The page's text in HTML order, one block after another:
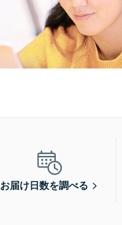
お届け日数を調べる